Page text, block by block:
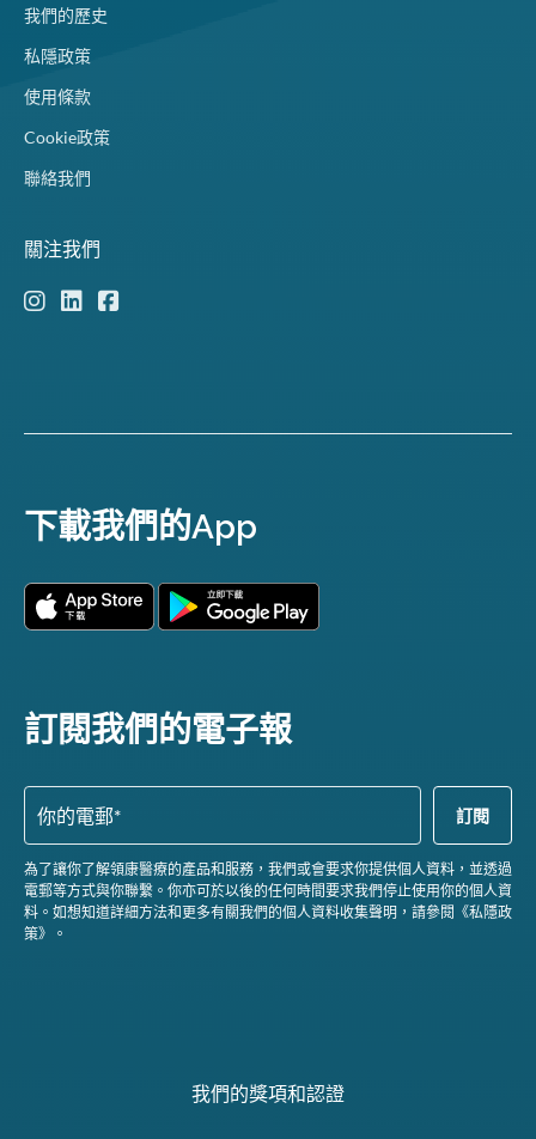
我們的歷史
私隱政策
使用條款
Cookie政策
聯絡我們
關注我們
下載我們的App
訂閱我們的電子報
為了讓你了解領康醫療的產品和服務，我們或會要求你提供個人資料，並透過
電郵等方式與你聯繫。你亦可於以後的任何時間要求我們停止使用你的個人資
料。如想知道詳細方法和更多有關我們的個人資料收集聲明，請參閱《私隱政
策》。
我們的獎項和認證